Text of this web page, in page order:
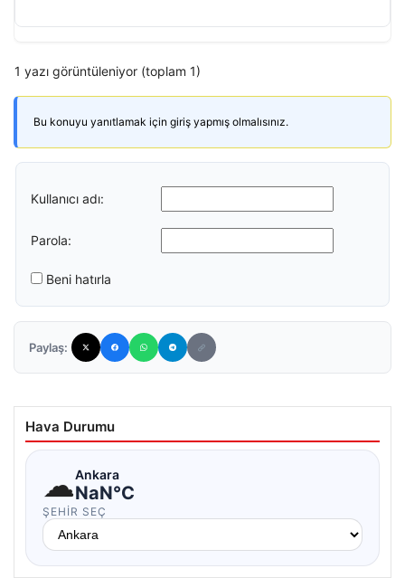
1 yazı görüntüleniyor (toplam 1)
Bu konuyu yanıtlamak için giriş yapmış olmalısınız.
Kullanıcı adı:
Parola:
Beni hatırla
Paylaş:
Hava Durumu
☁Ankara
NaN°C
ŞEHIR SEÇ